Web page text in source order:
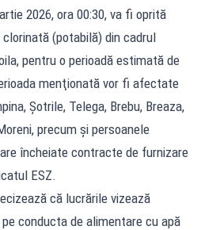
2026, ora 00:30, va fi oprită
(potabilă) din cadrul
pentru o perioadă estimată de
menţionată vor fi afectate
Şotrile, Telega, Brebu, Breaza,
precum şi persoanele
încheiate contracte de furnizare
ESZ.
că lucrările vizează
conducta de alimentare cu apă